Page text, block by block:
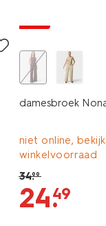
damesbroek
niet online, bekijk
winkelvoorraad
34.99
24.
49